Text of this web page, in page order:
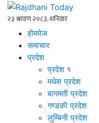
होमपेज
समाचार
प्रदेश
प्रदेश १
मधेस प्रदेश
बागमती प्रदेश
गण्डकी प्रदेश
लुम्बिनी प्रदेश